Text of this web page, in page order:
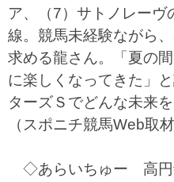
ア、（7）サトノレーヴ
線。競馬未経験ながら
求める龍さん。「夏の
に楽しくなってきた」
ターズＳでどんな未来
（スポニチ競馬Web取
◇あらいちゅー 高円